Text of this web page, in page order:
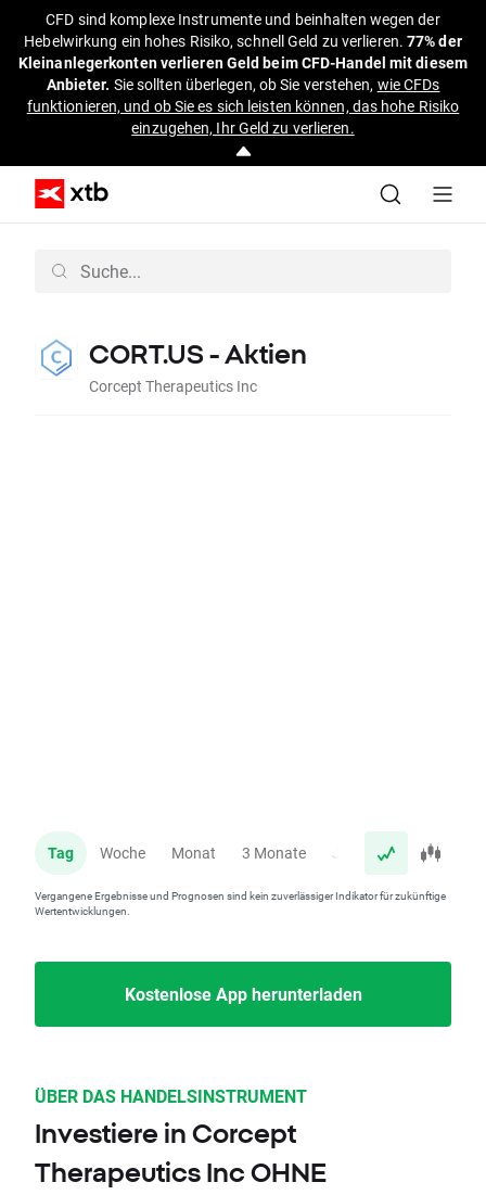
CFD sind komplexe Instrumente und beinhalten wegen der
Hebelwirkung ein hohes Risiko, schnell Geld zu verlieren.77% der
Kleinanlegerkonten verlieren Geld beim CFD-Handel mit diesem
Anbieter. Sie sollten überlegen, ob Sie verstehen, wie CFDs
funktionieren, und ob Sie es sich leisten können, das hohe Risiko
einzugehen, Ihr Geld zu verlieren.
CORT.US - Aktien
Corcept Therapeutics Inc
Tag Woche Monat 3 Monate Jahr
Vergangene Ergebnisse und Prognosen sind kein zuverlässiger Indikator für zukünftige
Wertentwicklungen.
Kostenlose App herunterladen
ÜBER DAS HANDELSINSTRUMENT
Investiere in Corcept
Therapeutics Inc OHNE